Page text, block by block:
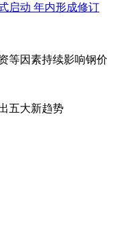
启动 年内形成修订
等因素持续影响钢价
五大新趋势